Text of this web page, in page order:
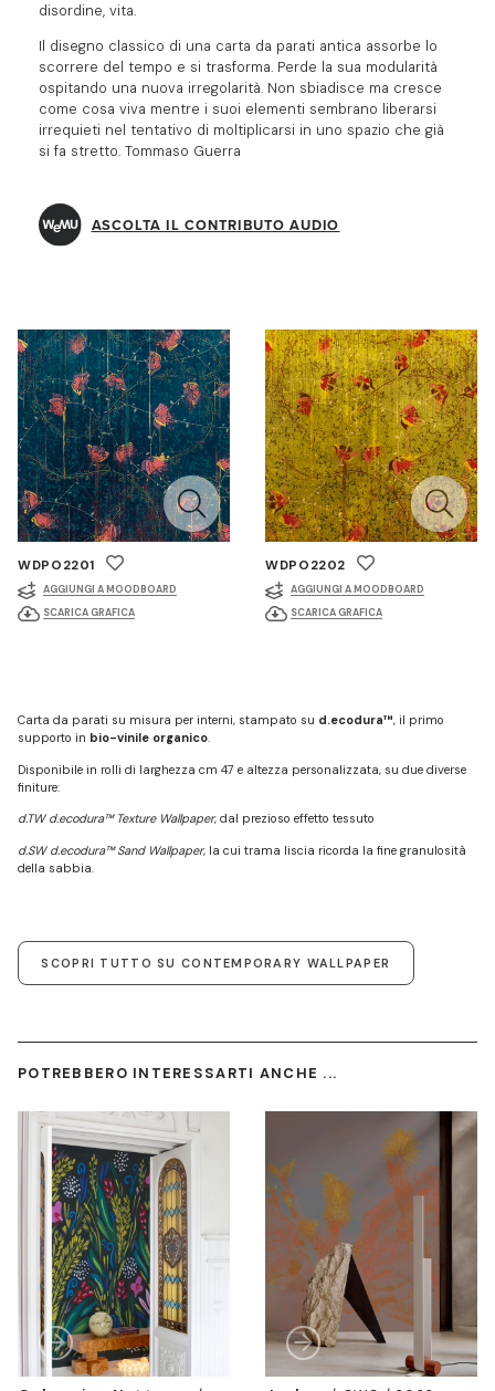
disordine, vita.
Il disegno classico di una carta da parati antica assorbe lo
scorrere del tempo e si trasforma. Perde la sua modularità
ospitando una nuova irregolarità. Non sbiadisce ma cresce
come cosa viva mentre i suoi elementi sembrano liberarsi
irrequieti nel tentativo di moltiplicarsi in uno spazio che già
si fa stretto. Tommaso Guerra
ASCOLTA IL CONTRIBUTO AUDIO
WDPO2201
AGGIUNGI A MOODBOARD
SCARICA GRAFICA
WDPO2202
AGGIUNGI A MOODBOARD
SCARICA GRAFICA
Carta da parati su misura per interni, stampato su d.ecodura™, il primo
supporto in bio-vinile organico
Disponibile in rolli di larghezza cm 47 e altezza personalizzata, su due diverse
finiture:
d.TW d.ecodura™ Texture Wallpaper, dal prezioso effetto tessuto
d.SW d.ecodura™ Sand Wallpaper, la cui trama liscia ricorda la fine granulosità
della sabbia.
SCOPRI TUTTO SU CONTEMPORARY WALLPAPER
POTREBBERO INTERESSARTI ANCHE ...